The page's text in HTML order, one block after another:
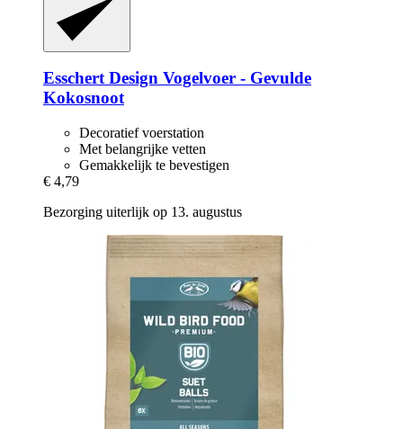
Esschert Design Vogelvoer -​ Gevulde
Kokosnoot
Decoratief voerstation
Met belangrijke vetten
Gemakkelijk te bevestigen
€ 4,79
Bezorging uiterlijk op 13. augustus